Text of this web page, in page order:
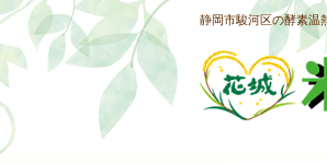
静岡市駿河区の酵素温